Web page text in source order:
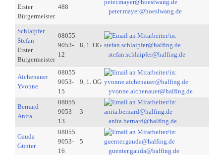
Erster
Bürgermeister
488
peter.mayer@hoeslwang.de
Schlaipfer
Stefan
Erster
Bürgermeister
08055
9053-
12
8, 1. OG
stefan.schlaipfer@halfing.de
Aichenauer
Yvonne
08055
9053-
15
9, 1. OG
yvonne.aichenauer@halfing.de
Bernard
Anita
08055
9053-
13
3
anita.bernard@halfing.de
Gauda
Günter
08055
9053-
16
5
guenter.gauda@halfing.de